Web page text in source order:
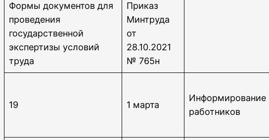
Формы документов для
проведения
государственной
экспертизы условий
труда
Приказ
Минтруда
от
28.10.2021
№ 765н
19 1 марта
Информирование
работников